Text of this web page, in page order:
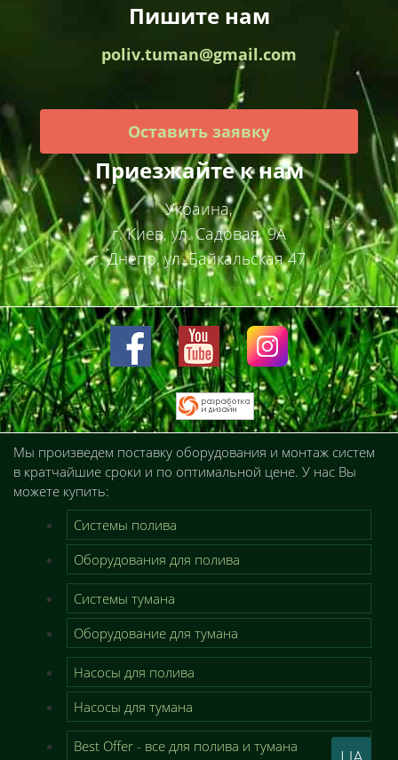
Пишите нам
poliv.tuman@gmail.com
Оставить заявку
Приезжайте к нам
Украина,
г. Киев, ул. Садовая, 9А
г. Днепр, ул. Байкальская 47
Мы произведем поставку оборудования и монтаж систем
в кратчайшие сроки и по оптимальной цене. У нас Вы
можете купить:
Системы полива
Оборудования для полива
Системы тумана
Оборудование для тумана
Насосы для полива
Насосы для тумана
Best Offer - все для полива и тумана